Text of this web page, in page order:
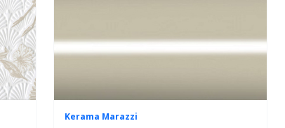
Kerama Marazzi